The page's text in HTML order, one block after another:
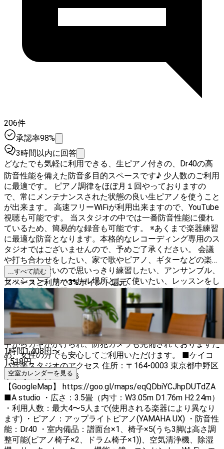
206件
承認率98%
3時間以内に回答
どなたでも気軽に利用できる、生ピアノ付きの、Dr40の高
防音性能を備えた防音多目的スペースです♪ 少人数のご利用
に最適です。 ピアノ調律をほぼ月１回やっておりますの
で、常にメンテナンスされた状態の良い生ピアノを使うこと
が出来ます。 高速フリーWiFiが利用出来ますので、YouTube
視聴も可能です。 当スタジオの中では一番防音性能に優れ
ているため、簡易的な録音も可能です。 ※あくまで楽器練習
に最適な防音となります。本格的なレコーディング専用のス
タジオではございませんので、予めご了承ください。 会議
や打ち合わせをしたい、家で歌やピアノ、ギターなどの楽器
練習が出来ないので思いっきり練習したい、アンサンブル、
セッション、リハーサル場所として使いたい、レッスンをし
たい、演技の練習をしたい、など様々な目的で使える、少人
数でのご利用に最適な防音多目的スペースです。 目の前に
7:00-24:00のスーパーがあり、コンビニ、ドラッグストア、
コインパーキングも近くにあるためとても便利です。 全館​
禁煙なので、クリーンでタバコ臭さはありません。 部屋は
中からカギがかけられ、防犯カメラも完備されておりますた
め、女性の方でも安心してご利用いただけます。 ■ケイコ
バ音楽スタジオのアクセス 住所：〒164-0003 東京都中野区
東中野５丁目１７−６
【GoogleMap】 https://goo.gl/maps/eqQDbiYCJhpDUTdZA
■A studio ​・広さ：3.5畳（内寸：W3.05m D1.76m H2.24m）
・利用人数：最大4〜5人まで(使用される楽器により異なり
ます) ・ピアノ：アップライトピアノ(YAMAHA UX) ・防音性
能：Dr40 ・室内備品：譜面台×1、椅子×5(うち3脚は高さ調
整可能(ピアノ椅子×2、ドラム椅子×1))、空気清浄機、除湿
...すべて読む
スペースご利用で3%ポイント還元
1時間1,408円〜
1,518円
空室カレンダーを見る